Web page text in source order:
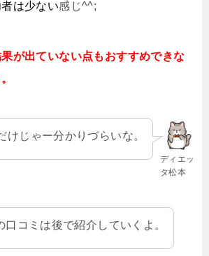
は少ない感じ^^;
が出ていない点もおすすめできな
ディエッ
タ松本
けじゃー分かりづらいな。
口コミは後で紹介していくよ。